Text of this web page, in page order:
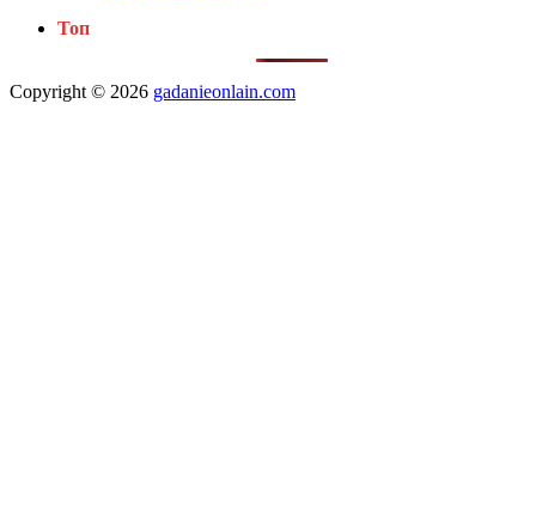
Топ
Copyright © 2026 gadanieonlain.com